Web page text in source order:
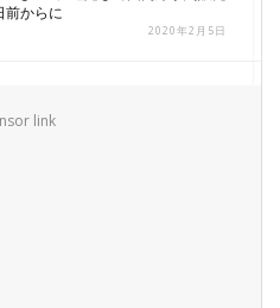
前からに
2020年2月5日
link